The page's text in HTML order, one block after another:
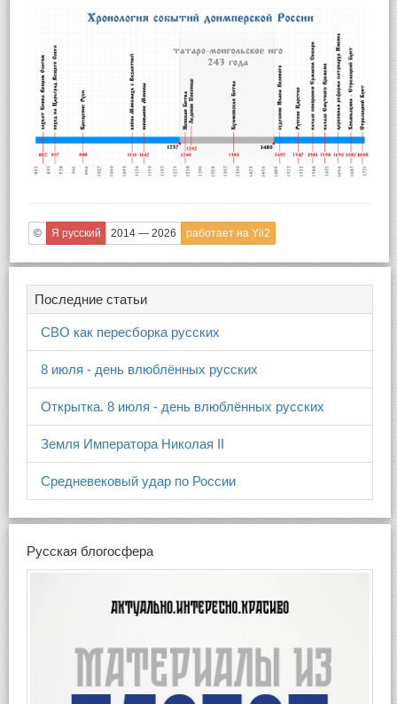
© Я русский 2014 — 2026 работает на Yii2
Последние статьи
СВО как пересборка русских
8 июля - день влюблённых русских
Открытка. 8 июля - день влюблённых русских
Земля Императора Николая II
Средневековый удар по России
Русская блогосфера